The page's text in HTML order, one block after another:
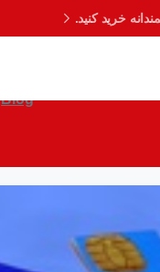
خرید کنید.
Blog